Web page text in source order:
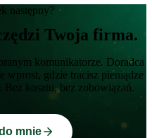
następny?
Twoja firma.
komunikatorze. Doradca
wprost, gdzie tracisz pieniądze
Bez kosztu, bez zobowiązań.
mnie